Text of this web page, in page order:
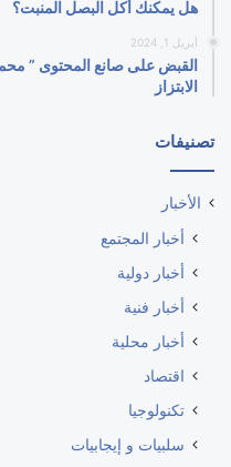
هل يمكنك أكل البصل المنبت؟
أبريل 1, 2024
القبض على صانع المحتوى ”
الابتزاز
تصنيفات
الأخبار
أخبار المجتمع
أخبار دولية
أخبار فنية
أخبار محلية
اقتصاد
تكنولوجيا
سلبيات و إيجابيات